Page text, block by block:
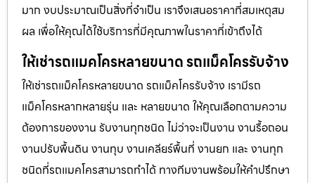
มาก งบประมาณเป็นสิ่งที่จำเป็น เราจึงเสนอราคาที่สมเหตุสม
ผล เพื่อให้คุณได้ใช้บริการที่มีคุณภาพในราคาที่เข้าถึงได้
ให้เช่ารถแมคโครหลายขนาด รถแม็คโครรับจ้าง
ให้เช่ารถแม็คโครหลายขนาด รถแม็คโครรับจ้าง เรามีรถ
แม็คโครหลากหลายรุ่น และ หลายขนาด ให้คุณเลือกตามความ
ต้องการของงาน รับงานทุกชนิด ไม่ว่าจะเป็นงาน งานรื้อถอน
งานปรับพื้นดิน งานทุบ งานเคลียร์พื้นที่ งานยก และ งานทุก
ชนิดที่รถแมคโครสามารถทำได้ ทางทีมงานพร้อมให้คำปรึกษา